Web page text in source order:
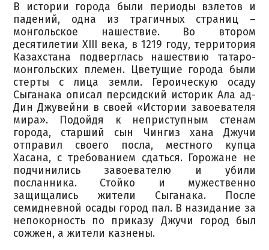
В истории города были периоды взлетов и
падений, одна из трагичных страниц –
монгольское нашествие. Во втором
десятилетии XIII века, в 1219 году, территория
Казахстана подверглась нашествию татаро-
монгольских племен. Цветущие города были
стерты с лица земли. Героическую осаду
Сыганака описал персидский историк Ала ад-
Дин Джувейни в своей «Истории завоевателя
мира». Подойдя к неприступным стенам
города, старший сын Чингиз хана Джучи
отправил своего посла, местного купца
Хасана, с требованием сдаться. Горожане не
подчинились завоевателю и убили
посланника. Стойко и мужественно
защищались жители Сыганака. После
семидневной осады город пал. В назидание за
непокорность по приказу Джучи город был
сожжен, а жители казнены.